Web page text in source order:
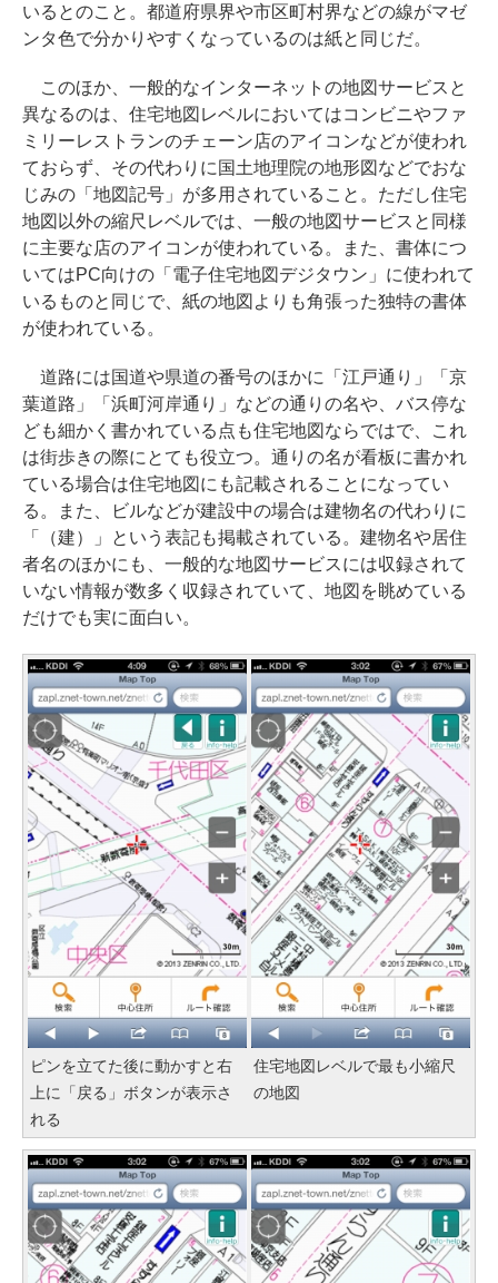
いるとのこと。都道府県界や市区町村界などの線がマゼ
ンタ色で分かりやすくなっているのは紙と同じだ。
このほか、一般的なインターネットの地図サービスと
異なるのは、住宅地図レベルにおいてはコンビニやファ
ミリーレストランのチェーン店のアイコンなどが使われ
ておらず、その代わりに国土地理院の地形図などでおな
じみの「地図記号」が多用されていること。ただし住宅
地図以外の縮尺レベルでは、一般の地図サービスと同様
に主要な店のアイコンが使われている。また、書体につ
いてはPC向けの「電子住宅地図デジタウン」に使われて
いるものと同じで、紙の地図よりも角張った独特の書体
が使われている。
道路には国道や県道の番号のほかに「江戸通り」「京
葉道路」「浜町河岸通り」などの通りの名や、バス停な
ども細かく書かれている点も住宅地図ならではで、これ
は街歩きの際にとても役立つ。通りの名が看板に書かれ
ている場合は住宅地図にも記載されることになってい
る。また、ビルなどが建設中の場合は建物名の代わりに
「（建）」という表記も掲載されている。建物名や居住
者名のほかにも、一般的な地図サービスには収録されて
いない情報が数多く収録されていて、地図を眺めている
だけでも実に面白い。
ピンを立てた後に動かすと右
上に「戻る」ボタンが表示さ
れる
住宅地図レベルで最も小縮尺
の地図